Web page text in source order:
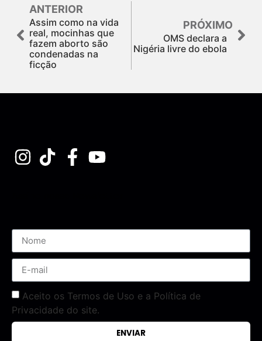
ANTERIOR
Assim como na vida
real, mocinhas que
fazem aborto são
condenadas na
ficção
PRÓXIMO
OMS declara a
Nigéria livre do ebola
Aceito os Termos de Uso e a Política de
Privacidade do site.
ENVIAR